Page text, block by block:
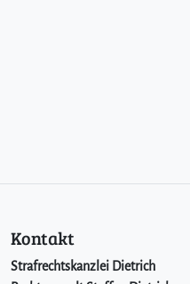
Kontakt
Strafrechtskanzlei Dietrich